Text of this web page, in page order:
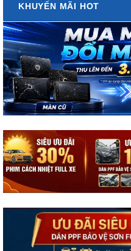
KHUYẾN MÃI HOT